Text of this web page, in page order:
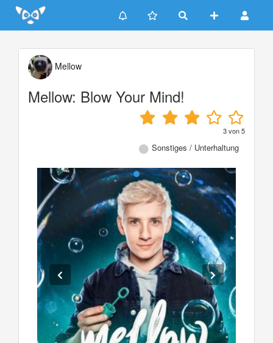
Update cookies preferences
Mellow
Mellow: Blow Your Mind!
3von5
Sonstiges / Unterhaltung